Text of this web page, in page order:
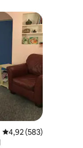
Μέση βαθμολογία:
4,92 (583)